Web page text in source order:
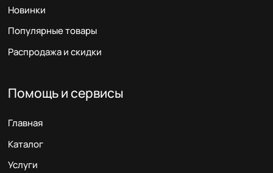
Новинки
Популярные товары
Распродажа и скидки
Помощь и сервисы
Главная
Каталог
Услуги